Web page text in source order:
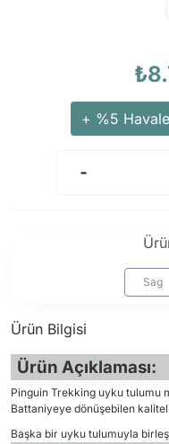
+ %5
Sag
Ürün Bilgisi
Ürün Açıklaması:
Pinguin Trekking uyku tulumu
Battaniyeye dönüşebilen
Başka bir uyku tulumuyla